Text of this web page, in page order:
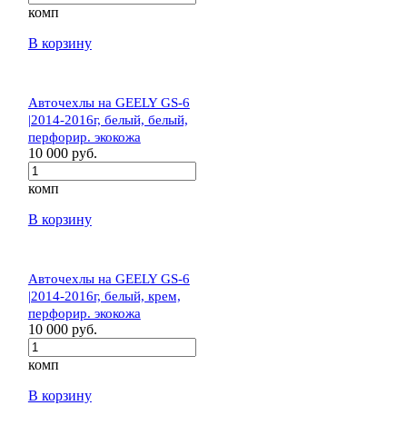
комп
В корзину
Авточехлы на GEELY GS-6
|2014-2016г, белый, белый,
перфорир. экокожа
10 000 руб.
комп
В корзину
Авточехлы на GEELY GS-6
|2014-2016г, белый, крем,
перфорир. экокожа
10 000 руб.
комп
В корзину